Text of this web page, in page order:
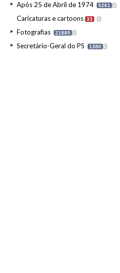
Após 25 de Abril de 1974 5261 I
Caricaturas e cartoons 33 I
Fotografias 21885 I
Secretário-Geral do PS 1380 I